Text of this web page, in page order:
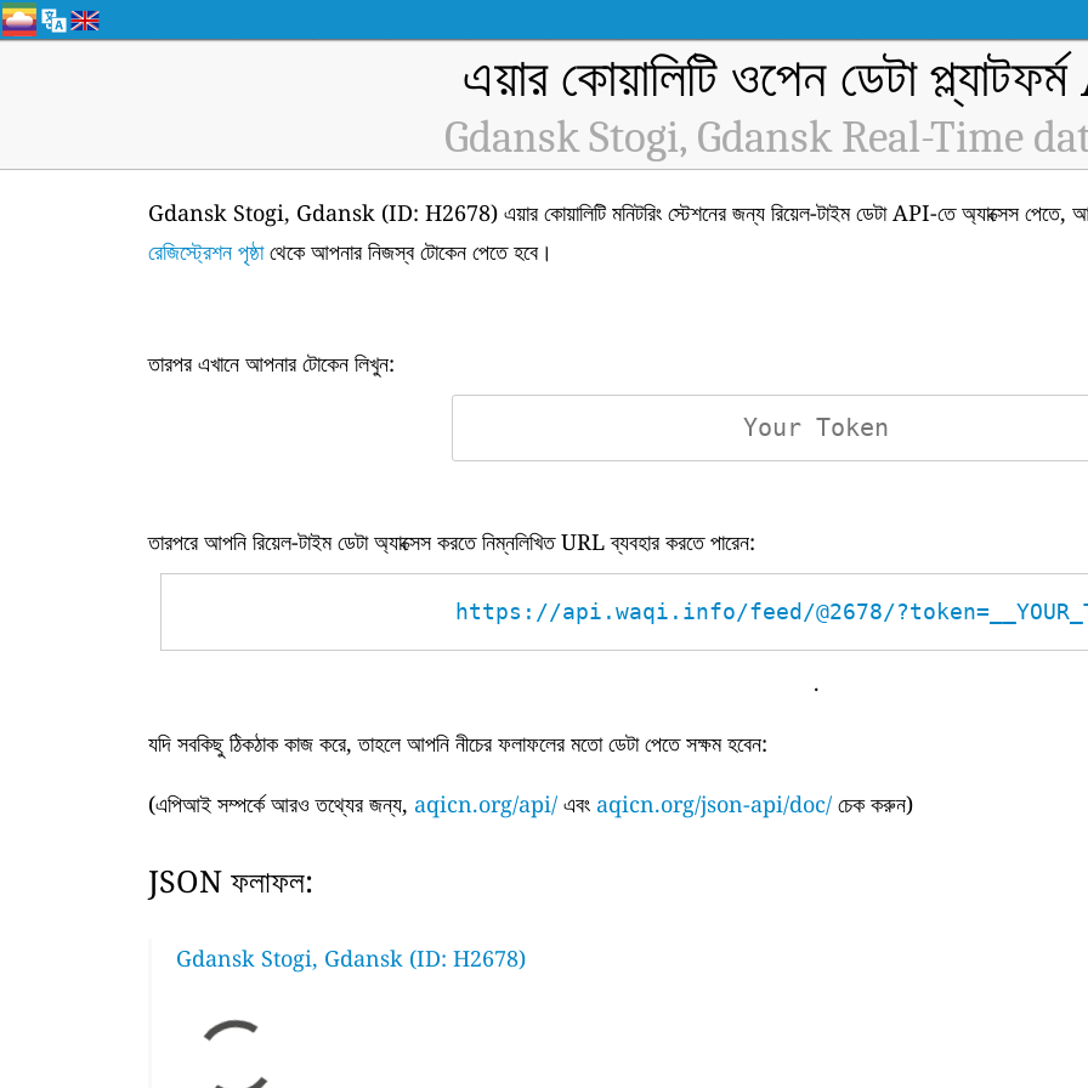
এয়ার কোয়ালিটি ওপেন ডেটা
Gdansk Stogi, Gdansk Real-Time
Gdansk Stogi, Gdansk (ID: H2678) এয়ার কোয়ালিটি মনিটরিং স্টেশনের জন্য রিয়েল-টাইম ডেটা API-তে অ্যাক্সেস পেতে,
রেজিস্ট্রেশন পৃষ্ঠাথেকে আপনার নিজস্ব টোকেন পেতে হবে।
তারপর এখানে আপনার টোকেন লিখুন:
তারপরে আপনি রিয়েল-টাইম ডেটা অ্যাক্সেস করতে নিম্নলিখিত URL ব্যবহার করতে পারেন:
https://api.waqi.info/feed/@2678/
.
যদি সবকিছু ঠিকঠাক কাজ করে, তাহলে আপনি নীচের ফলাফলের মতো ডেটা পেতে সক্ষম হবেন:
(এপিআই সম্পর্কে আরও তথ্যের জন্য, aqicn.org/api/ এবং aqicn.org/json-api/doc/ চেক করুন)
JSON ফলাফল:
Gdansk Stogi, Gdansk (ID: H2678)